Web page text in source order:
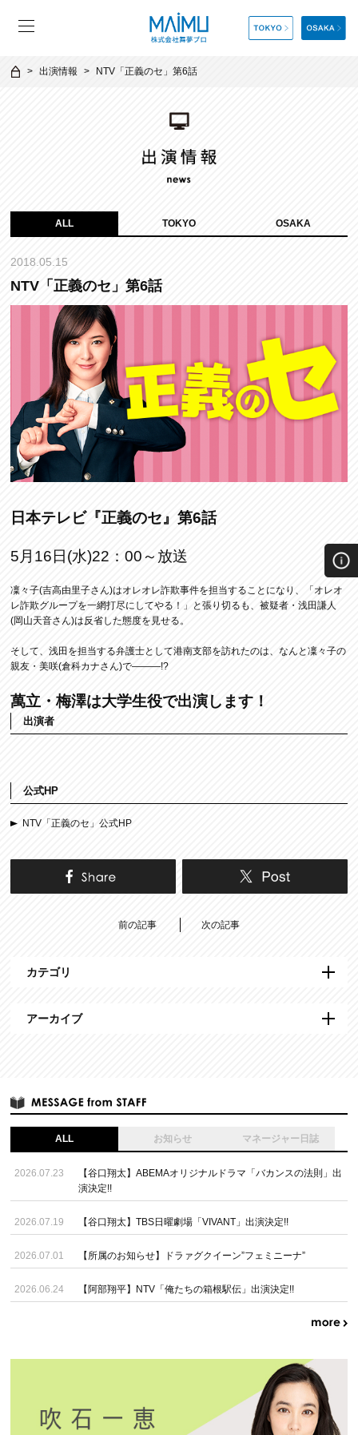
出演情報 NTV「正義のセ」第6話
ALL TOKYO OSAKA
2018.05.15
NTV「正義のセ」第6話
日本テレビ『正義のセ』第6話
5月16日(水)22：00～放送
凜々子(吉高由里子さん)はオレオレ詐欺事件を担当することになり、「オレオ
レ詐欺グループを一網打尽にしてやる！」と張り切るも、被疑者・浅田謙人
(岡山天音さん)は反省した態度を見せる。
そして、浅田を担当する弁護士として港南支部を訪れたのは、なんと凜々子の
親友・美咲(倉科カナさん)で―――!?
萬立・梅澤は大学生役で出演します！
出演者
公式HP
NTV「正義のセ」公式HP
前の記事 次の記事
カテゴリ
アーカイブ
ALL お知らせ マネージャー日誌
2026.07.23
【谷口翔太】ABEMAオリジナルドラマ「バカンスの法則」出
演決定!!
2026.07.19 【谷口翔太】TBS日曜劇場「VIVANT」出演決定!!
2026.07.01 【所属のお知らせ】ドラァグクイーン”フェミニーナ”
2026.06.24 【阿部翔平】NTV「俺たちの箱根駅伝」出演決定!!